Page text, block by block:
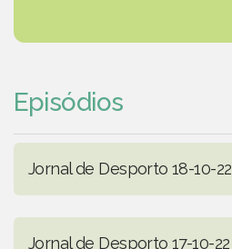
Episódios
Jornal de Desporto 18-10-22
Jornal de Desporto 17-10-22